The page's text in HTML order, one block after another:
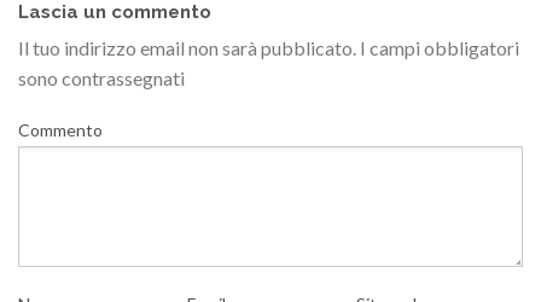
Lascia un commento
Il tuo indirizzo email non sarà pubblicato. I campi obbligatori
sono contrassegnati
Commento